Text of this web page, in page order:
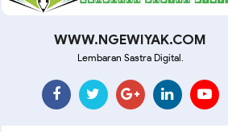
WWW.NGEWIYAK.COM
Lembaran Sastra Digital.